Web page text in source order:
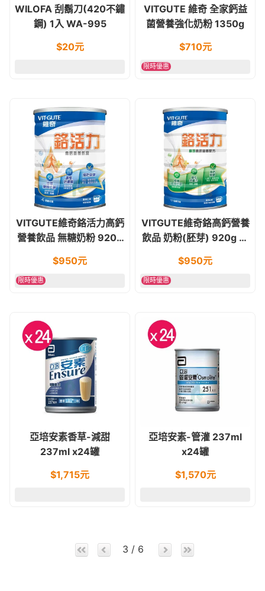
WILOFA 刮鬍刀(420不鏽
鋼) 1入 WA-995
$20元
VITGUTE 維奇 全家鈣益
菌營養強化奶粉 1350g
$710元
限時優惠
VITGUTE維奇鉻活力高鈣
營養飲品 無糖奶粉 920g
$950元
限時優惠
VITGUTE維奇鉻高鈣營養
飲品 奶粉(胚芽) 920g 素
$950元
限時優惠
亞培安素香草-減甜
237ml x24罐
$1,715元
亞培安素-管灌 237ml
x24罐
$1,570元
3 / 6